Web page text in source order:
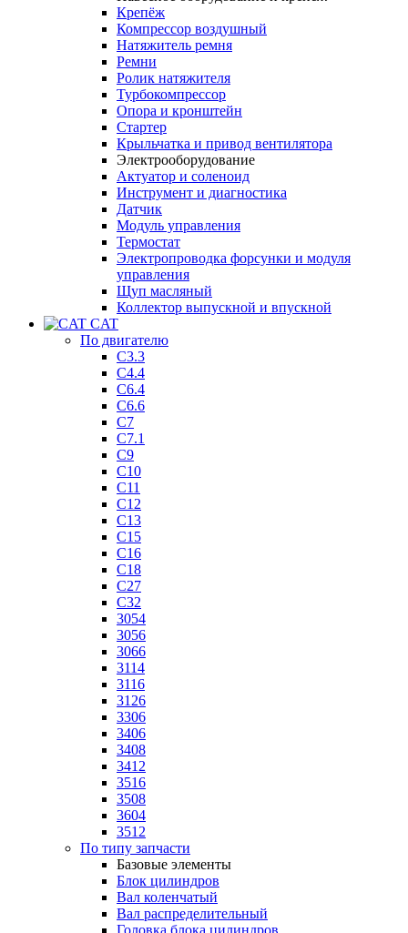
Крепёж
Компрессор воздушный
Натяжитель ремня
Ремни
Ролик натяжителя
Турбокомпрессор
Опора и кронштейн
Стартер
Крыльчатка и привод вентилятора
Электрооборудование
Актуатор и соленоид
Инструмент и диагностика
Датчик
Модуль управления
Термостат
Электропроводка форсунки и модуля
управления
Щуп масляный
Коллектор выпускной и впускной
CAT
По двигателю
C3.3
C4.4
C6.4
C6.6
C7
C7.1
C9
C10
C11
C12
C13
C15
C16
C18
C27
C32
3054
3056
3066
3114
3116
3126
3306
3406
3408
3412
3516
3508
3604
3512
По типу запчасти
Базовые элементы
Блок цилиндров
Вал коленчатый
Вал распределительный
Головка блока цилиндров